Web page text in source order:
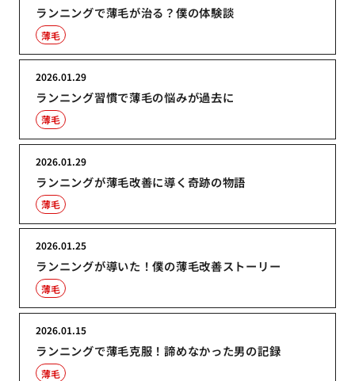
ランニングで薄毛が治る？僕の体験談
薄毛
ランニング習慣で薄毛の悩みが過去に
2026.01.29
薄毛
ランニングが薄毛改善に導く奇跡の物語
2026.01.29
薄毛
ランニングが導いた！僕の薄毛改善ストーリー
2026.01.25
薄毛
ランニングで薄毛克服！諦めなかった男の記録
2026.01.15
薄毛